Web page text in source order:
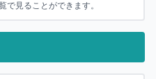
で見ることができます。